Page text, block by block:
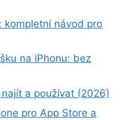
kompletní návod pro
na iPhonu: bez
a používat (2026)
pro App Store a